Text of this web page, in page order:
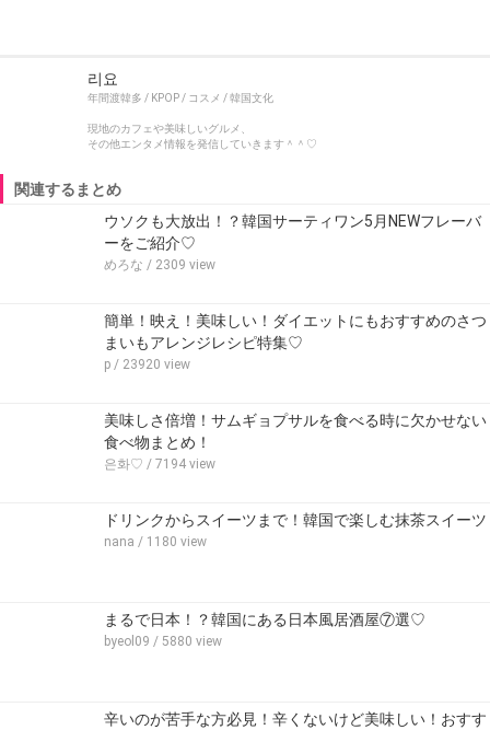
리요
年間渡韓多 / KPOP / コスメ / 韓国文化
現地のカフェや美味しいグルメ、
その他エンタメ情報を発信していきます＾＾♡
関連するまとめ
ウソクも大放出！？韓国サーティワン5月NEWフレーバ
ーをご紹介♡
めろな / 2309 view
簡単！映え！美味しい！ダイエットにもおすすめのさつ
まいもアレンジレシピ特集♡
p / 23920 view
美味しさ倍増！サムギョプサルを食べる時に欠かせない
食べ物まとめ！
은화♡ / 7194 view
ドリンクからスイーツまで！韓国で楽しむ抹茶スイーツ
nana / 1180 view
まるで日本！？韓国にある日本風居酒屋⑦選♡
byeol09 / 5880 view
辛いのが苦手な方必見！辛くないけど美味しい！おすす